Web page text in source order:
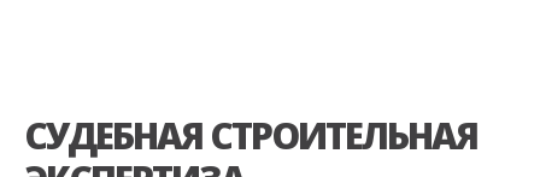
СУДЕБНАЯ СТРОИТЕЛЬНАЯ